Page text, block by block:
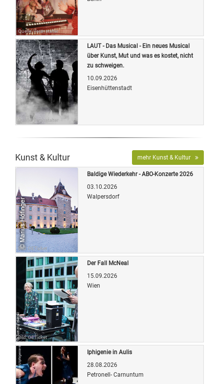
Quelle: Veranstalter
Quelle: Veranstalter
LAUT - Das Musical - Ein neues Musical
über Kunst, Mut und was es kostet, nicht
zu schweigen.
10.09.2026
Eisenhüttenstadt
Kunst & Kultur mehr Kunst & Kultur
Bild: OETicket
Baldige Wiederkehr - ABO-Konzerte 2026
03.10.2026
Walpersdorf
Bild: OETicket
Der Fall McNeal
15.09.2026
Wien
Iphigenie in Aulis
28.08.2026
Petronell- Carnuntum